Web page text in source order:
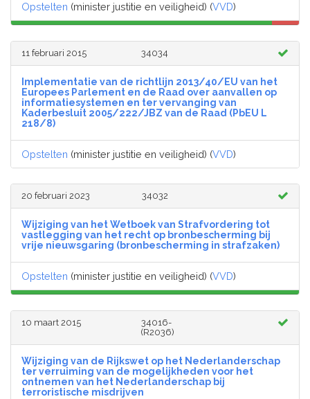
Opstelten (minister justitie en veiligheid) (VVD)
11 februari 2015 34034
Implementatie van de richtlijn 2013/40/EU van het
Europees Parlement en de Raad over aanvallen op
informatiesystemen en ter vervanging van
Kaderbesluit 2005/222/JBZ van de Raad (PbEU L
218/8)
Opstelten (minister justitie en veiligheid) (VVD)
20 februari 2023 34032
Wijziging van het Wetboek van Strafvordering tot
vastlegging van het recht op bronbescherming bij
vrije nieuwsgaring (bronbescherming in strafzaken)
Opstelten (minister justitie en veiligheid) (VVD)
10 maart 2015
34016-
(R2036)
Wijziging van de Rijkswet op het Nederlanderschap
ter verruiming van de mogelijkheden voor het
ontnemen van het Nederlanderschap bij
terroristische misdrijven